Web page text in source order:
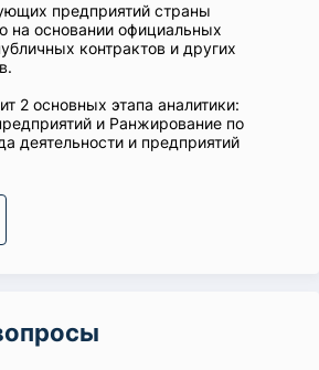
предприятий страны
на основании официальных
контрактов и других
2 основных этапа аналитики:
и Ранжирование по
деятельности и предприятий